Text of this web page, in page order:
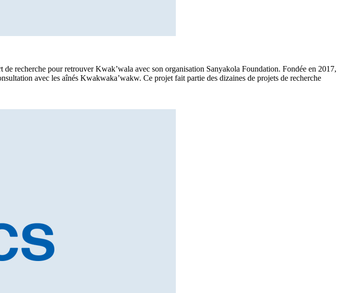
recherche pour retrouver Kwak’wala avec son organisation Sanyakola Foundation. Fondée en 2017,
avec les aînés Kwakwaka’wakw. Ce projet fait partie des dizaines de projets de recherche